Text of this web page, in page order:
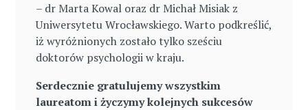
– dr Marta Kowal oraz dr Michał Misiak z
Uniwersytetu Wrocławskiego. Warto podkreślić,
iż wyróżnionych zostało tylko sześciu
doktorów psychologii w kraju.
Serdecznie gratulujemy wszystkim
laureatom i życzymy kolejnych sukcesów